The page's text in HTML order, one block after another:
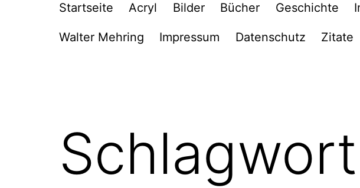
Startseite Acryl Bilder Bücher Geschichte
Walter Mehring Impressum Datenschutz Zitate